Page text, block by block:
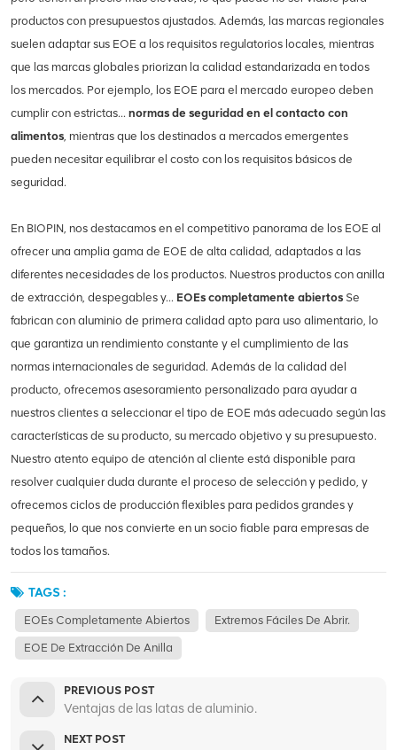
productos con presupuestos ajustados. Además, las marcas regionales
suelen adaptar sus EOE a los requisitos regulatorios locales, mientras
que las marcas globales priorizan la calidad estandarizada en todos
los mercados. Por ejemplo, los EOE para el mercado europeo deben
cumplir con estrictas... normas de seguridad en el contacto con
alimentos , mientras que los destinados a mercados emergentes
pueden necesitar equilibrar el costo con los requisitos básicos de
seguridad.
En BIOPIN, nos destacamos en el competitivo panorama de los EOE al
ofrecer una amplia gama de EOE de alta calidad, adaptados a las
diferentes necesidades de los productos. Nuestros productos con anilla
de extracción, despegables y... EOEs completamente abiertos Se
fabrican con aluminio de primera calidad apto para uso alimentario, lo
que garantiza un rendimiento constante y el cumplimiento de las
normas internacionales de seguridad. Además de la calidad del
producto, ofrecemos asesoramiento personalizado para ayudar a
nuestros clientes a seleccionar el tipo de EOE más adecuado según las
características de su producto, su mercado objetivo y su presupuesto.
Nuestro atento equipo de atención al cliente está disponible para
resolver cualquier duda durante el proceso de selección y pedido, y
ofrecemos ciclos de producción flexibles para pedidos grandes y
pequeños, lo que nos convierte en un socio fiable para empresas de
todos los tamaños.
TAGS :
EOEs Completamente Abiertos Extremos Fáciles De Abrir.
EOE De Extracción De Anilla
PREVIOUS POST
Ventajas de las latas de aluminio.
NEXT POST